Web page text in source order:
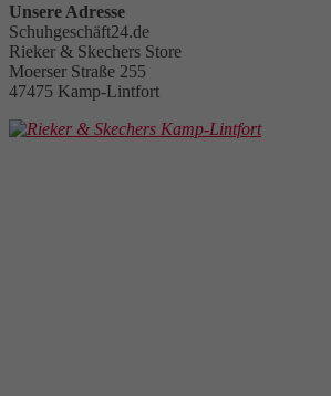
Unsere Adresse
Schuhgeschäft24.de
Rieker & Skechers Store
Moerser Straße 255
47475 Kamp-Lintfort